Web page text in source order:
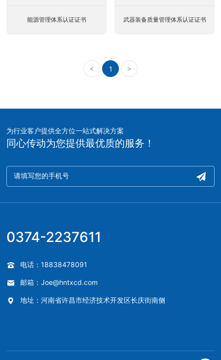
能源管理体系认证证书 武器装备质量管理体系认证证书
< 1 >
为行业客户提供全方位一站式解决方案
同心传动为您提供最优质的服务！
0374-2237611
电话：18838478091
邮箱：Joe@hntxcd.com
地址：河南省许昌市经济技术开发区长庆街南侧